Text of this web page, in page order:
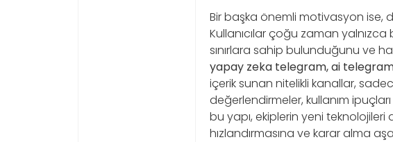
Bir başka önemli motivasyon ise,
Kullanıcılar çoğu zaman
sınırlara sahip bulunduğunu ve
yapay zeka telegram, ai
içerik sunan nitelikli kanallar,
değerlendirmeler, kullanım
bu yapı, ekiplerin yeni
hızlandırmasına ve karar alma